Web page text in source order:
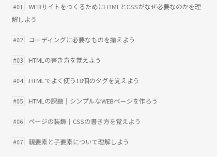
#01
WEBサイトをつくるためにHTMLとCSSがなぜ必要なのかを理
解しよう
#02 コーディングに必要なものを揃えよう
#03 HTMLの書き方を覚えよう
#04 HTMLでよく使う18個のタグを覚えよう
#05 HTMLの課題｜シンプルなWEBページを作ろう
#06 ページの装飾｜CSSの書き方を覚えよう
#07 親要素と子要素について理解しよう